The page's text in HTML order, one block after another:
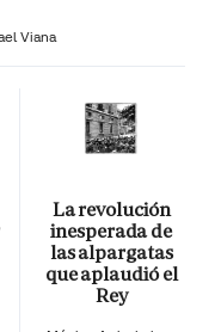
Viana
La revolución
inesperada de
las alpargatas
que aplaudió el
Rey